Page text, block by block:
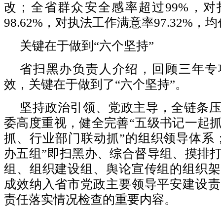
改；全省群众安全感率超过99%，
98.62%，对执法工作满意率97.32%，
关键在于做到“六个坚持”
省扫黑办负责人介绍，回顾三年
效，关键在于做到了“六个坚持”。
坚持政治引领、党政主导，全链条
委高度重视，健全完善“五级书记一起
抓、行业部门联动抓”的组织领导体系
办五组”即扫黑办、综合督导组、摸排
组、组织建设组、舆论宣传组的组织
成效纳入省市党政主要领导平安建设
责任落实情况检查的重要内容。